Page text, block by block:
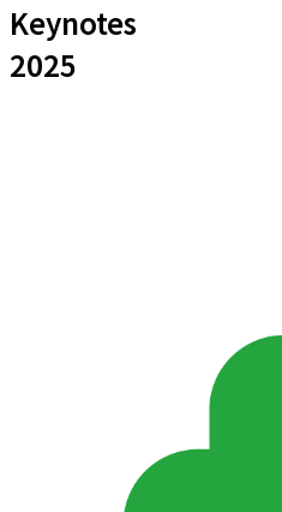
Keynotes
2025